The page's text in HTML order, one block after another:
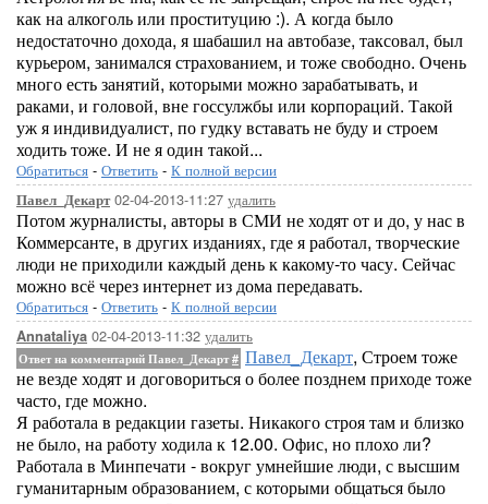
как на алкоголь или проституцию :). А когда было
недостаточно дохода, я шабашил на автобазе, таксовал, был
курьером, занимался страхованием, и тоже свободно. Очень
много есть занятий, которыми можно зарабатывать, и
раками, и головой, вне госсулжбы или корпораций. Такой
уж я индивидуалист, по гудку вставать не буду и строем
ходить тоже. И не я один такой...
Обратиться - Ответить - К полной версии
Павел_Декарт02-04-2013-11:27 удалить
Потом журналисты, авторы в СМИ не ходят от и до, у нас в
Коммерсанте, в других изданиях, где я работал, творческие
люди не приходили каждый день к какому-то часу. Сейчас
можно всё через интернет из дома передавать.
Обратиться - Ответить - К полной версии
Annataliya 02-04-2013-11:32 удалить
Ответ на комментарий Павел_Декарт# Павел_Декарт, Строем тоже
не везде ходят и договориться о более позднем приходе тоже
часто, где можно.
Я работала в редакции газеты. Никакого строя там и близко
не было, на работу ходила к 12.00. Офис, но плохо ли?
Работала в Минпечати - вокруг умнейшие люди, с высшим
гуманитарным образованием, с которыми общаться было